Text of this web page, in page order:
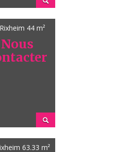
44 m²
Nous
63.33 m²